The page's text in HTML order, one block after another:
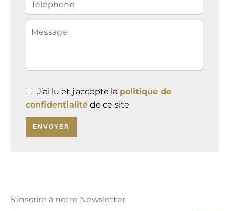
J’ai lu et j'accepte la politique de
confidentialité de ce site
ENVOYER
S'inscrire à notre Newsletter